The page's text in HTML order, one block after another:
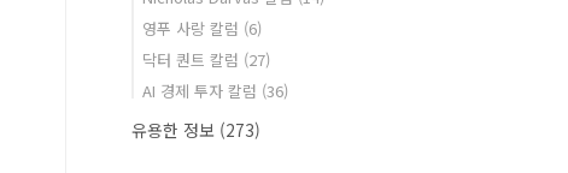
영푸 사랑 칼럼 (6)
닥터 퀀트 칼럼 (27)
AI 경제 투자 칼럼 (36)
유용한 정보 (273)